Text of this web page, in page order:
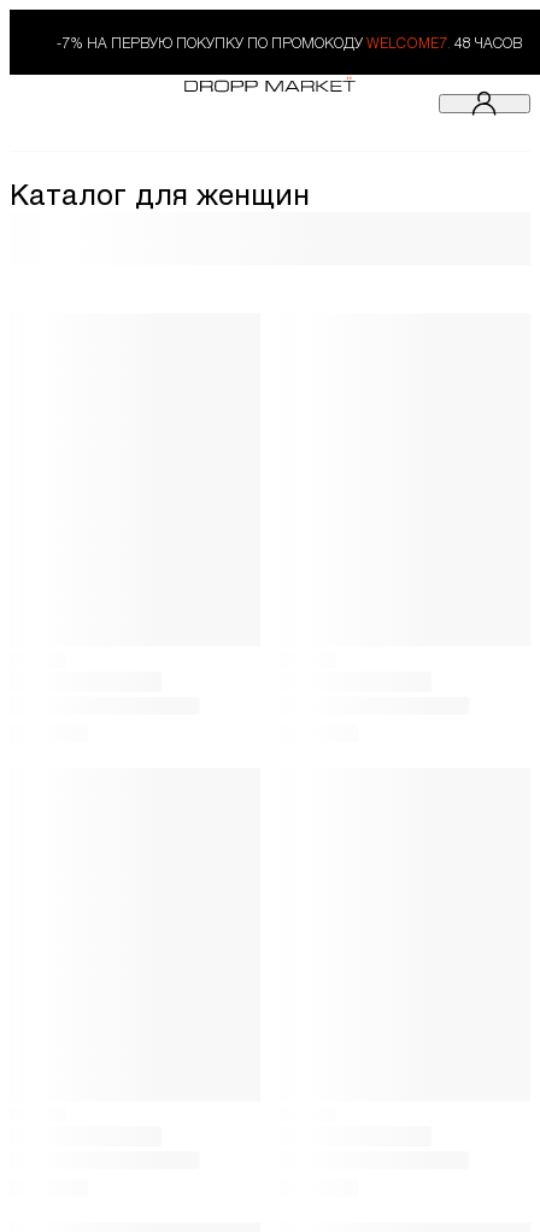
-7% НА ПЕРВУЮ ПОКУПКУ ПО ПРОМОКОДУ WELCOME7. 48 ЧАСОВ
Каталог для женщин